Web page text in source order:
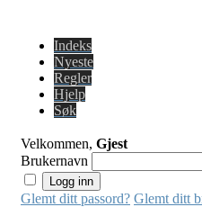
Indeks
Nyeste
Regler
Hjelp
Søk
Velkommen, Gjest
Brukernavn
Glemt ditt passord? Glemt ditt